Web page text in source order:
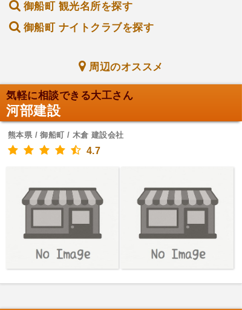
御船町 観光名所を探す
御船町 ナイトクラブを探す
周辺のオススメ
気軽に相談できる大工さん
河部建設
熊本県 / 御船町 / 木倉 建設会社
4.7